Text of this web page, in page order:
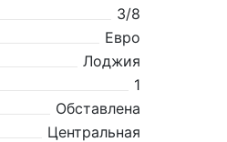
3/8
Евро
Лоджия
1
Обставлена
Центральная